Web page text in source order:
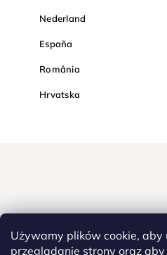
Używamy plików cookie,
przeglądanie strony oraz
Nederland
España
România
Hrvatska